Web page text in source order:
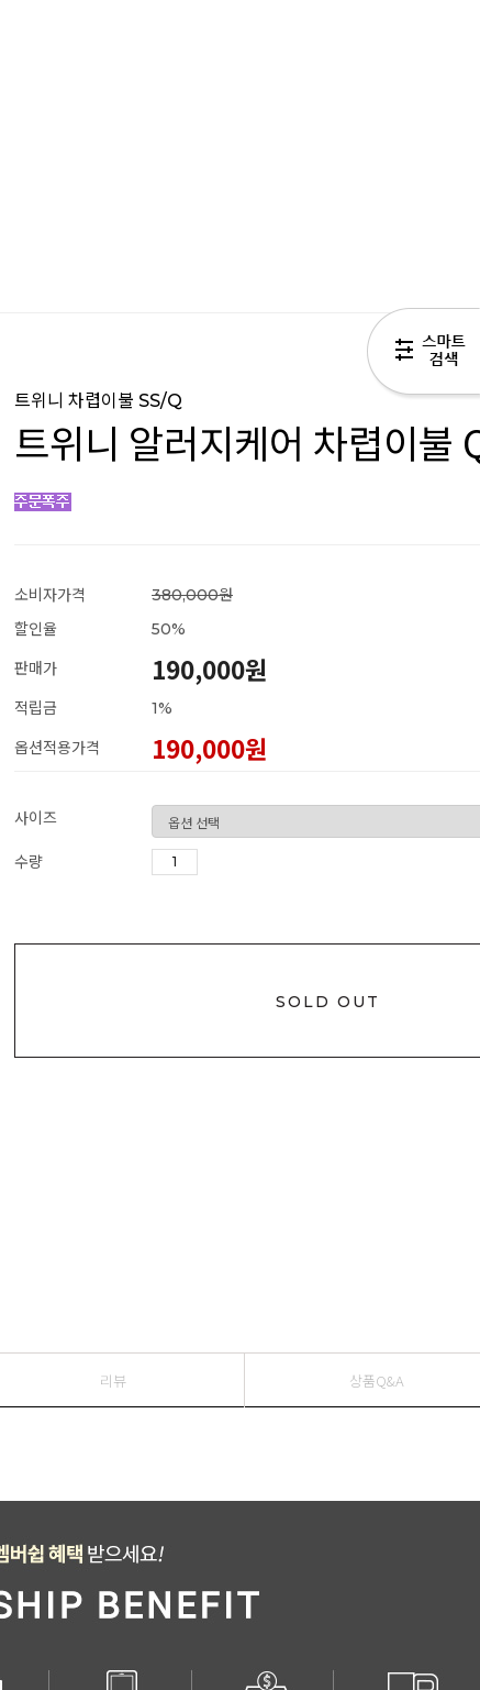
트위니 차렵이불 SS/Q
트위니 알러지케어 차렵이불
소비자가격
380,000원
할인율
50%
판매가
190,000원
적립금
1%
옵션적용가격
190,000원
사이즈
수량
SOLD OUT
리뷰 상품Q&A